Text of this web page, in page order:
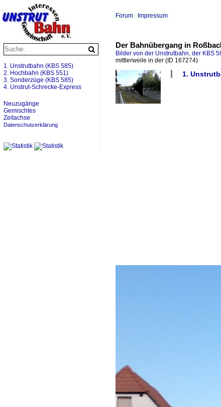
Forum Impressum
Der Bahnübergang in
Bilder von der Unstrutbahn, der KBS
mittlerweile in der (ID 167274)
1.
1. Unstrutbahn (KBS 585)
2. Hochbahn (KBS 551)
3. Sonderzüge (KBS 585)
4. Unstrut-Schrecke-Express
Neuzugänge
Gemischtes
Zeitachse
Datenschutzerklärung